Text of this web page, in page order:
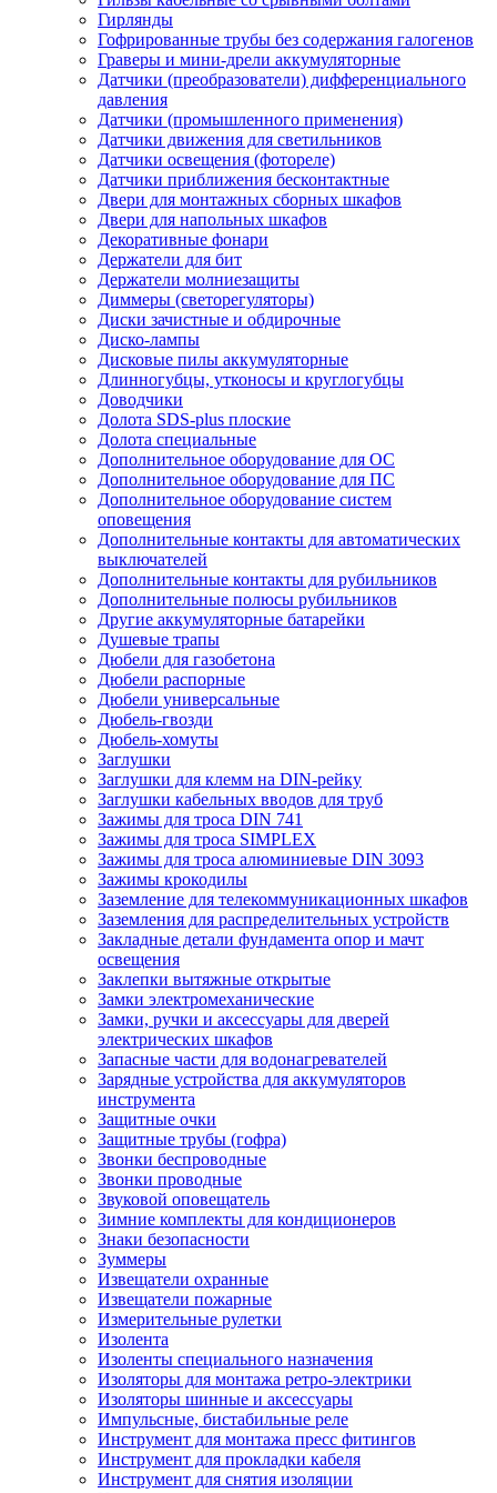
Гирлянды
Гофрированные трубы без содержания галогенов
Граверы и мини-дрели аккумуляторные
Датчики (преобразователи) дифференциального
давления
Датчики (промышленного применения)
Датчики движения для светильников
Датчики освещения (фотореле)
Датчики приближения бесконтактные
Двери для монтажных сборных шкафов
Двери для напольных шкафов
Декоративные фонари
Держатели для бит
Держатели молниезащиты
Диммеры (светорегуляторы)
Диски зачистные и обдирочные
Диско-лампы
Дисковые пилы аккумуляторные
Длинногубцы, утконосы и круглогубцы
Доводчики
Долота SDS-plus плоские
Долота специальные
Дополнительное оборудование для ОС
Дополнительное оборудование для ПС
Дополнительное оборудование систем
оповещения
Дополнительные контакты для автоматических
выключателей
Дополнительные контакты для рубильников
Дополнительные полюсы рубильников
Другие аккумуляторные батарейки
Душевые трапы
Дюбели для газобетона
Дюбели распорные
Дюбели универсальные
Дюбель-гвозди
Дюбель-хомуты
Заглушки
Заглушки для клемм на DIN-рейку
Заглушки кабельных вводов для труб
Зажимы для троса DIN 741
Зажимы для троса SIMPLEX
Зажимы для троса алюминиевые DIN 3093
Зажимы крокодилы
Заземление для телекоммуникационных шкафов
Заземления для распределительных устройств
Закладные детали фундамента опор и мачт
освещения
Заклепки вытяжные открытые
Замки электромеханические
Замки, ручки и аксессуары для дверей
электрических шкафов
Запасные части для водонагревателей
Зарядные устройства для аккумуляторов
инструмента
Защитные очки
Защитные трубы (гофра)
Звонки беспроводные
Звонки проводные
Звуковой оповещатель
Зимние комплекты для кондиционеров
Знаки безопасности
Зуммеры
Извещатели охранные
Извещатели пожарные
Измерительные рулетки
Изолента
Изоленты специального назначения
Изоляторы для монтажа ретро-электрики
Изоляторы шинные и аксессуары
Импульсные, бистабильные реле
Инструмент для монтажа пресс фитингов
Инструмент для прокладки кабеля
Инструмент для снятия изоляции